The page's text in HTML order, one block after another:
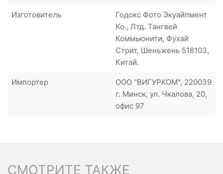
Изготовитель
Годокс Фото Экуайпмент
Ко., Лтд. Тангвей
Коммьюнити, Фухай
Стрит, Шеньжень 518103,
Китай.
Импортер
ООО "ВИГУРКОМ", 220039
г. Минск, ул. Чкалова, 20,
офис 97
СМОТРИТЕ ТАКЖЕ